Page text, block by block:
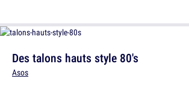
Des talons hauts style 80's
Asos